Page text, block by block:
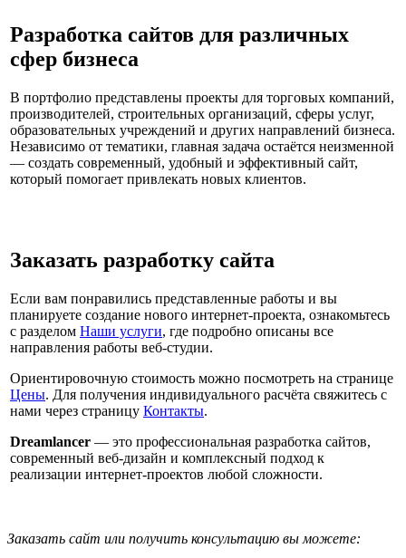
Разработка сайтов для различных
сфер бизнеса
В портфолио представлены проекты для торговых компаний,
производителей, строительных организаций, сферы услуг,
образовательных учреждений и других направлений бизнеса.
Независимо от тематики, главная задача остаётся неизменной
— создать современный, удобный и эффективный сайт,
который помогает привлекать новых клиентов.
Заказать разработку сайта
Если вам понравились представленные работы и вы
планируете создание нового интернет-проекта, ознакомьтесь
с разделом Наши услуги, где подробно описаны все
направления работы веб-студии.
Ориентировочную стоимость можно посмотреть на странице
Цены. Для получения индивидуального расчёта свяжитесь с
нами через страницу Контакты.
Dreamlancer — это профессиональная разработка сайтов,
современный веб-дизайн и комплексный подход к
реализации интернет-проектов любой сложности.
Заказать сайт или получить консультацию вы можете: